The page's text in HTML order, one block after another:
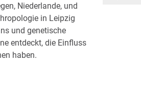
Niederlande, und
in Leipzig
und genetische
entdeckt, die Einfluss
haben.